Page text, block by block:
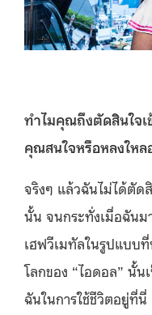
ทำไมคุณถึงตัดสินใจ
คุณสนใจหรือหลงใหล
จริงๆ แล้วฉันไม่ได้ตัด
นั้น จนกระทั่งเมื่อฉัน
เฮฟวีเมทัลในรูปแบบ
โลกของ “ไอดอล” นั้
ฉันในการใช้ชีวิตอยู่ที่